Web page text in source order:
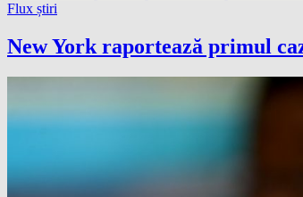
Flux știri
New York raportează primul